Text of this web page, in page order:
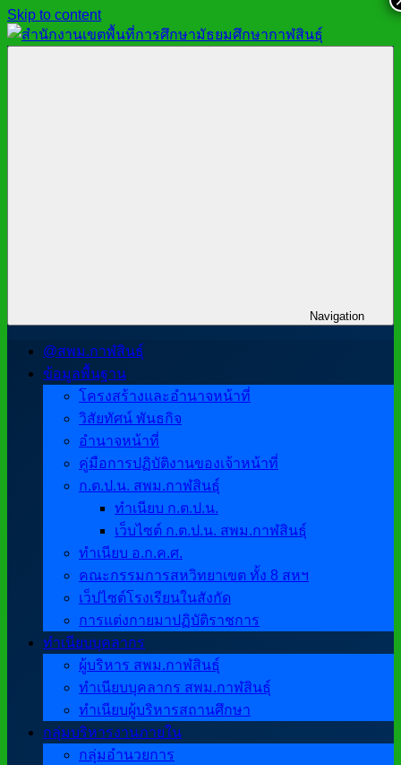
Skip to content
Navigation
@สพม.กาฬสินธุ์
ข้อมูลพื้นฐาน
โครงสร้างและอำนาจหน้าที่
วิสัยทัศน์ พันธกิจ
อำนาจหน้าที่
คู่มือการปฏิบัติงานของเจ้าหน้าที่
ก.ต.ป.น. สพม.กาฬสินธุ์
ทำเนียบ ก.ต.ป.น.
เว็บไซต์ ก.ต.ป.น. สพม.กาฬสินธุ์
ทำเนียบ อ.ก.ค.ศ.
คณะกรรมการสหวิทยาเขต ทั้ง 8 สหฯ
เว็ปไซต์โรงเรียนในสังกัด
การแต่งกายมาปฏิบัติราชการ
ทำเนียบบุคลากร
ผู้บริหาร สพม.กาฬสินธุ์
ทำเนียบบุคลากร สพม.กาฬสินธุ์
ทำเนียบผู้บริหารสถานศึกษา
กลุ่มบริหารงานภายใน
กลุ่มอำนวยการ